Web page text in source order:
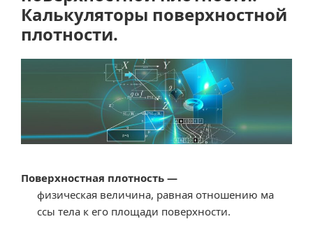
Калькуляторы поверхностной
плотности.
Поверхностная плотность —
физическая величина, равная отношению ма
ссы тела кего площади поверхности.